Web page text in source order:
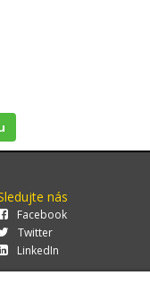
nás
Facebook
Twitter
LinkedIn